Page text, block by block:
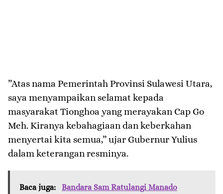
​”Atas nama Pemerintah Provinsi Sulawesi Utara,
saya menyampaikan selamat kepada
masyarakat Tionghoa yang merayakan Cap Go
Meh. Kiranya kebahagiaan dan keberkahan
menyertai kita semua,” ujar Gubernur Yulius
dalam keterangan resminya.
Baca juga: Bandara Sam Ratulangi Manado